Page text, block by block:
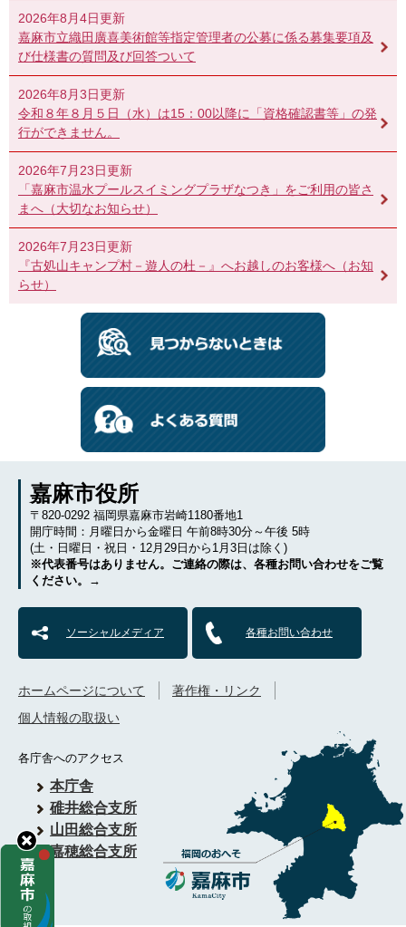
2026年8月4日更新
嘉麻市立織田廣喜美術館等指定管理者の公募に係る募集要項及
び仕様書の質問及び回答ついて
2026年8月3日更新
令和８年８月５日（水）は15：00以降に「資格確認書等」の発
行ができません。
2026年7月23日更新
「嘉麻市温水プールスイミングプラザなつき」をご利用の皆さ
まへ（大切なお知らせ）
2026年7月23日更新
『古処山キャンプ村－遊人の杜－』へお越しのお客様へ（お知
らせ）
嘉麻市役所
〒820-0292 福岡県嘉麻市岩崎1180番地1
開庁時間：月曜日から金曜日 午前8時30分～午後 5時
(土・日曜日・祝日・12月29日から1月3日は除く)
※代表番号はありません。ご連絡の際は、各種お問い合わせをご覧
ください。→
ソーシャルメディア 各種お問い合わせ
各庁舎へのアクセス
本庁舎
碓井総合支所
山田総合支所
嘉穂総合支所
ホームページについて
著作権・リンク
個人情報の取扱い